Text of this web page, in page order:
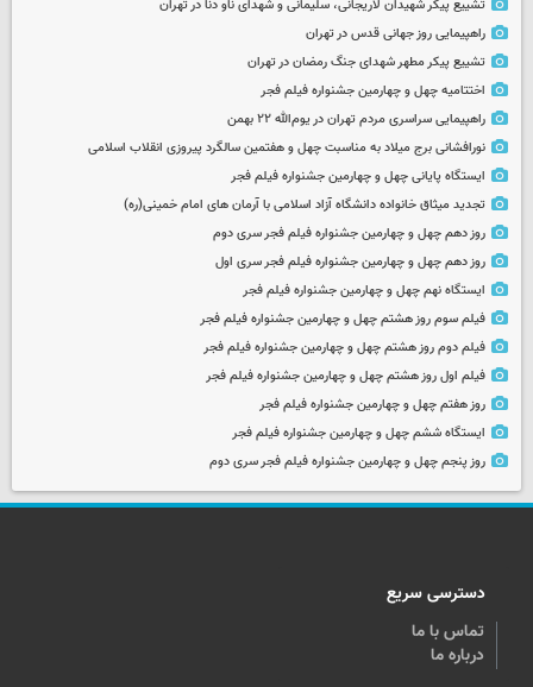
تشییع پیکر شهیدان لاریجانی، سلیمانی و شهدای ناو دنا در تهران
راهپیمایی روز جهانی قدس در تهران
تشییع پیکر مطهر شهدای جنگ رمضان در تهران
اختتامیه چهل و چهارمین جشنواره فیلم فجر
راهپیمایی سراسری مردم تهران در یوم‌الله ۲۲ بهمن
نورافشانی برج میلاد به مناسبت چهل‌ و هفتمین سالگرد پیروزی انقلاب اسلامی
ایستگاه پایانی چهل و چهارمین جشنواره فیلم فجر
تجدید میثاق خانواده دانشگاه آزاد اسلامی با آرمان های امام خمینی(ره)
روز دهم چهل و چهارمین جشنواره فیلم فجر سری دوم
روز دهم چهل و چهارمین جشنواره فیلم فجر سری اول
ایستگاه نهم چهل و چهارمین جشنواره فیلم فجر
فیلم سوم روز هشتم چهل و چهارمین جشنواره فیلم فجر
فیلم دوم روز هشتم چهل و چهارمین جشنواره فیلم فجر
فیلم اول روز هشتم چهل و چهارمین جشنواره فیلم فجر
روز هفتم چهل و چهارمین جشنواره فیلم فجر
ایستگاه ششم چهل و چهارمین جشنواره فیلم فجر
روز پنجم چهل و چهارمین جشنواره فیلم فجر سری دوم
دسترسی سریع
تماس با ما
درباره ما